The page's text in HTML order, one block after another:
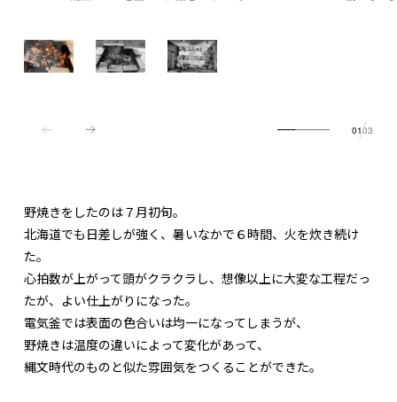
0103
野焼きをしたのは７月初旬。
北海道でも日差しが強く、暑いなかで６時間、火を炊き続け
た。
心拍数が上がって頭がクラクラし、想像以上に大変な工程だっ
たが、よい仕上がりになった。
電気釜では表面の色合いは均一になってしまうが、
野焼きは温度の違いによって変化があって、
縄文時代のものと似た雰囲気をつくることができた。